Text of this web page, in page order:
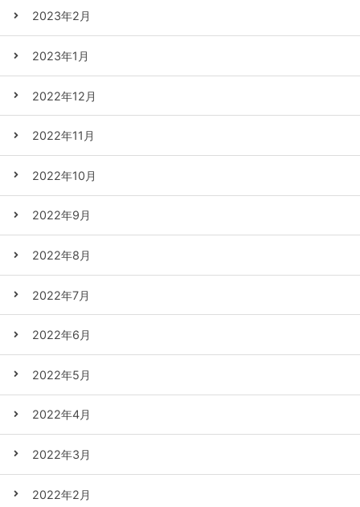
2023年2月
2023年1月
2022年12月
2022年11月
2022年10月
2022年9月
2022年8月
2022年7月
2022年6月
2022年5月
2022年4月
2022年3月
2022年2月